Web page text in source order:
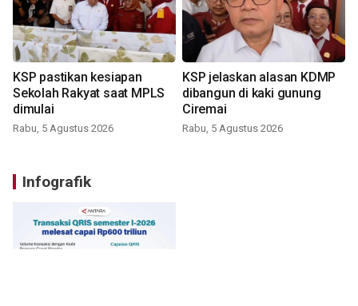
KSP pastikan kesiapan
Sekolah Rakyat saat MPLS
dimulai
Rabu, 5 Agustus 2026
KSP jelaskan alasan KDMP
dibangun di kaki gunung
Ciremai
Rabu, 5 Agustus 2026
Infografik